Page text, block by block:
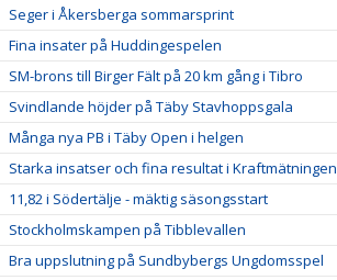
Seger i Åkersberga sommarsprint
Fina insater på Huddingespelen
SM-brons till Birger Fält på 20 km gång i Tibro
Svindlande höjder på Täby Stavhoppsgala
Många nya PB i Täby Open i helgen
Starka insatser och fina resultat i Kraftmätningen
11,82 i Södertälje - mäktig säsongsstart
Stockholmskampen på Tibblevallen
Bra uppslutning på Sundbybergs Ungdomsspel